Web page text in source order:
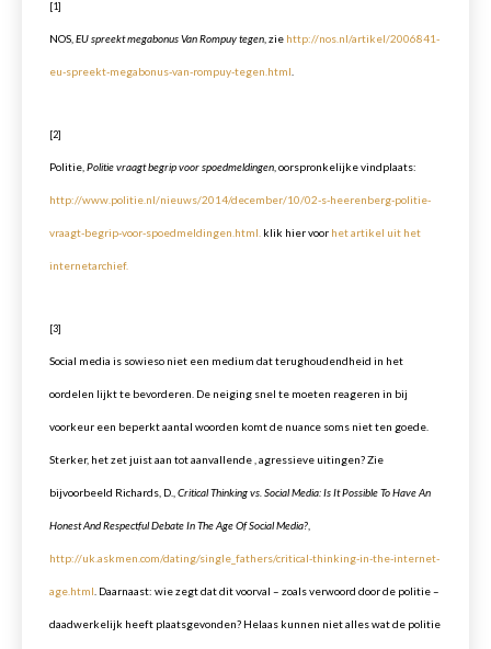
[1]
NOS, EU spreekt megabonus Van Rompuy tegen , zie http://nos.nl/artikel/2006841-
eu-spreekt-megabonus-van-rompuy-tegen.html
[2]
Politie, Politie vraagt begrip voor spoedmeldingen , oorspronkelijke vindplaats:
http://www.politie.nl/nieuws/2014/december/10/02-s-heerenberg-politie-
vraagt-begrip-voor-spoedmeldingen.html. klik hier voor het artikel uit het
internetarchief.
[3]
Social media is sowieso niet een medium dat terughoudendheid in het
oordelen lijkt te bevorderen. De neiging snel te moeten reageren in bij
voorkeur een beperkt aantal woorden komt de nuance soms niet ten goede.
Sterker, het zet juist aan tot aanvallende , agressieve uitingen? Zie
bijvoorbeeld Richards, D., Critical Thinking vs. Social Media: Is It Possible To Have An
Honest And Respectful Debate In The Age Of Social Media?
http://uk.askmen.com/dating/single_fathers/critical-thinking-in-the-internet-
age.html . Daarnaast: wie zegt dat dit voorval – zoals verwoord door de politie –
daadwerkelijk heeft plaatsgevonden? Helaas kunnen niet alles wat de politie